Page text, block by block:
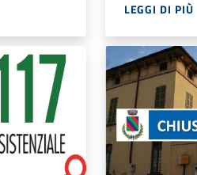
LEGGI DI PIÙ